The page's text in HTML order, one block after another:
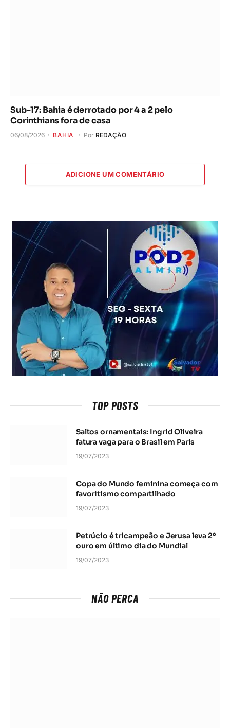
Sub-17: Bahia é derrotado por 4 a 2 pelo
Corinthians fora de casa
06/08/2026 BAHIA Por REDAÇÃO
ADICIONE UM COMENTÁRIO
TOP POSTS
Saltos ornamentais: Ingrid Oliveira
fatura vaga para o Brasil em Paris
19/07/2023
Copa do Mundo feminina começa com
favoritismo compartilhado
19/07/2023
Petrúcio é tricampeão e Jerusa leva 2º
ouro em último dia do Mundial
19/07/2023
NÃO PERCA